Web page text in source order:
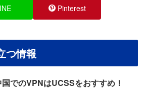
Pinterest
つ情報
国でのVPNはUCSSをおすすめ！